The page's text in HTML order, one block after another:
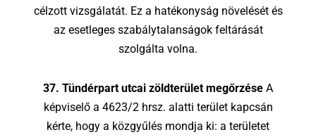
célzott vizsgálatát. Ez a hatékonyság növelését és
az esetleges szabálytalanságok feltárását
szolgálta volna.
37. Tündérpart utcai zöldterület megőrzése A
képviselő a 4623/2 hrsz. alatti terület kapcsán
kérte, hogy a közgyűlés mondja ki: a területet